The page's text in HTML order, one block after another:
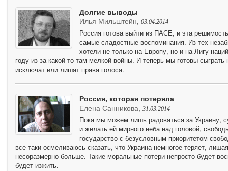
Долгие выводы
Илья Мильштейн, 03.04.2014
Россия готова выйти из ПАСЕ, и эта
самые сладостные воспоминания. Из тех
хотели не только на Европу, но и на Лигу
году из-за какой-то там мелкой войны. И теперь мы готовы
исключат или лишат права голоса.
Россия, которая потеряла
Елена Санникова, 31.03.2014
Пока мы можем лишь радоваться за Украину,
и желать ей мирного неба над головой,
государство с безусловным приоритетом
все-таки осмеливаюсь сказать, что Украина немногое теряет,
несоразмерно больше. Такие моральные потери непросто будет
будет изжить.